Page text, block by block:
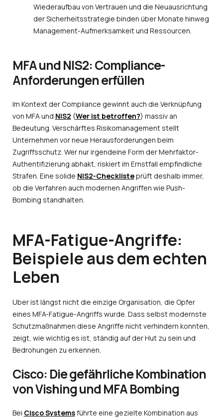
Wiederaufbau von Vertrauen und die Neuausrichtung
der Sicherheitsstrategie binden über Monate hinweg
Management-Aufmerksamkeit und Ressourcen.
MFA und NIS2: Compliance-
Anforderungen erfüllen
Im Kontext der Compliance gewinnt auch die Verknüpfung
von MFA und NIS2 (Wer ist betroffen?) massiv an
Bedeutung. Verschärftes Risikomanagement stellt
Unternehmen vor neue Herausforderungen beim
Zugriffsschutz. Wer nur irgendeine Form der Mehrfaktor-
Authentifizierung abhakt, riskiert im Ernstfall empfindliche
Strafen. Eine solide NIS2-Checklisteprüft deshalb immer,
ob die Verfahren auch modernen Angriffen wie Push-
Bombing standhalten.
MFA-Fatigue-Angriffe:
Beispiele aus dem echten
Leben
Uber ist längst nicht die einzige Organisation, die Opfer
eines MFA-Fatigue-Angriffs wurde. Dass selbst modernste
Schutzmaßnahmen diese Angriffe nicht verhindern konnten,
zeigt, wie wichtig es ist, ständig auf der Hut zu sein und
Bedrohungen zu erkennen.
Cisco: Die gefährliche Kombination
von Vishing und MFA Bombing
Bei Cisco Systemsführte eine gezielte Kombination aus